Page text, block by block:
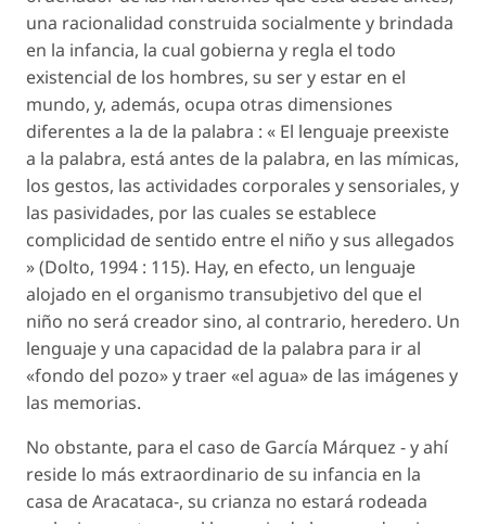
una racionalidad construida socialmente y brindada
en la infancia, la cual gobierna y regla el todo
existencial de los hombres, su ser y estar en el
mundo, y, además, ocupa otras dimensiones
diferentes a la de la palabra : « El lenguaje preexiste
a la palabra, está antes de la palabra, en las mímicas,
los gestos, las actividades corporales y sensoriales, y
las pasividades, por las cuales se establece
complicidad de sentido entre el niño y sus allegados
» (Dolto, 1994 : 115). Hay, en efecto, un lenguaje
alojado en el organismo transubjetivo del que el
niño no será creador sino, al contrario, heredero. Un
lenguaje y una capacidad de la palabra para ir al
«fondo del pozo» y traer «el agua» de las imágenes y
las memorias.
No obstante, para el caso de García Márquez - y ahí
reside lo más extraordinario de su infancia en la
casa de Aracataca-, su crianza no estará rodeada